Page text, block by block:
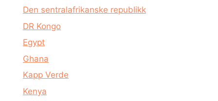
Den sentralafrikanske republikk
DR Kongo
Egypt
Ghana
Kapp Verde
Kenya